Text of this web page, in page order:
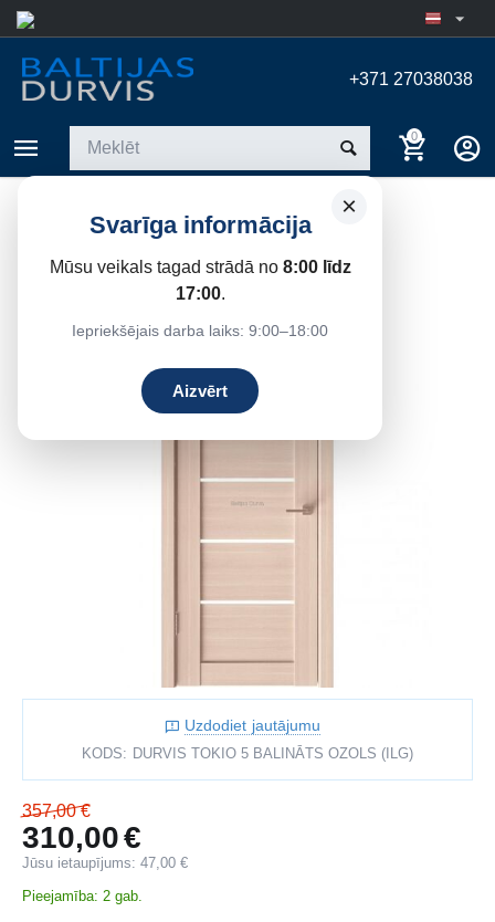
+371 27038038
0
×
Svarīga informācija
Mūsu veikals tagad strādā no 8:00 līdz
17:00.
Iepriekšējais darba laiks: 9:00–18:00
Aizvērt
DURVIS TOKIO 5 BALINĀTS
OZOLS
Atlaide 13%
Uzdodiet jautājumu
KODS: DURVIS TOKIO 5 BALINĀTS OZOLS (ILG)
357,00 €
310,00€
Jūsu ietaupījums:47,00 €
Pieejamība: 2 gab.